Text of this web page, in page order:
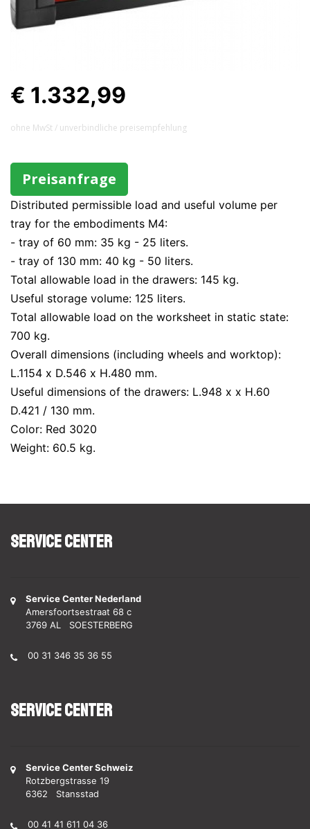
€ 1.332,99
ohne MwSt / unverbindliche preisempfehlung
Preisanfrage
Distributed permissible load and useful volume per
tray for the embodiments M4:
- tray of 60 mm: 35 kg - 25 liters.
- tray of 130 mm: 40 kg - 50 liters.
Total allowable load in the drawers: 145 kg.
Useful storage volume: 125 liters.
Total allowable load on the worksheet in static state:
700 kg.
Overall dimensions (including wheels and worktop):
L.1154 x D.546 x H.480 mm.
Useful dimensions of the drawers: L.948 x x H.60
D.421 / 130 mm.
Color: Red 3020
Weight: 60.5 kg.
Service Center
Service Center Nederland
Amersfoortsestraat 68 c
3769 AL SOESTERBERG
00 31 346 35 36 55
Service Center
Service Center Schweiz
Rotzbergstrasse 19
6362 Stansstad
00 41 41 611 04 36